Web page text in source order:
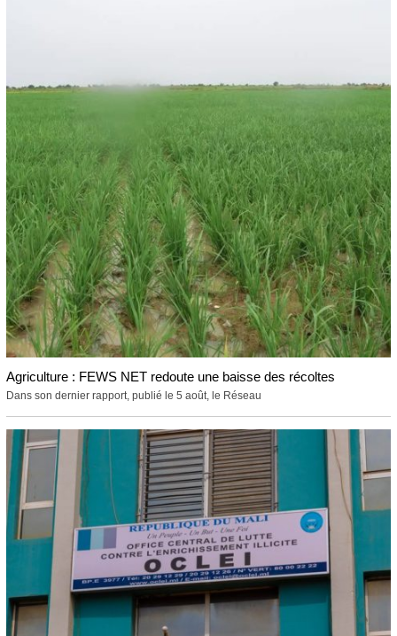
Agriculture : FEWS NET redoute une baisse des récoltes
Dans son dernier rapport, publié le 5 août, le Réseau